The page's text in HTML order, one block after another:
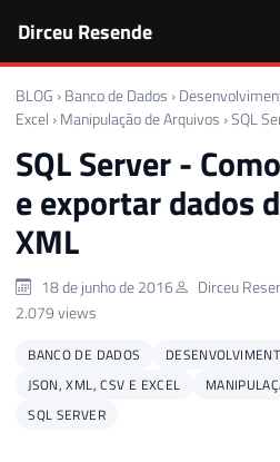
Dirceu Resende
BLOG › Banco de Dados ›
Excel › Manipulação de Arquivos ›SQL
SQL Server -
e exportar dados
XML
18 de junho de 2016 Dirceu
2.079 views
BANCO DE DADOS
JSON, XML, CSV E EXCEL
SQL SERVER